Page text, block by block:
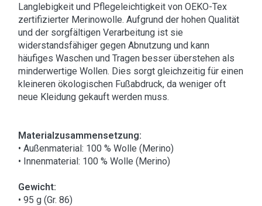
Langlebigkeit und Pflegeleichtigkeit von OEKO-Tex
zertifizierter Merinowolle. Aufgrund der hohen Qualität
und der sorgfältigen Verarbeitung ist sie
widerstandsfähiger gegen Abnutzung und kann
häufiges Waschen und Tragen besser überstehen als
minderwertige Wollen. Dies sorgt gleichzeitig für einen
kleineren ökologischen Fußabdruck, da weniger oft
neue Kleidung gekauft werden muss.
Materialzusammensetzung:
• Außenmaterial: 100 % Wolle (Merino)
• Innenmaterial: 100 % Wolle (Merino)
Gewicht:
• 95 g (Gr. 86)